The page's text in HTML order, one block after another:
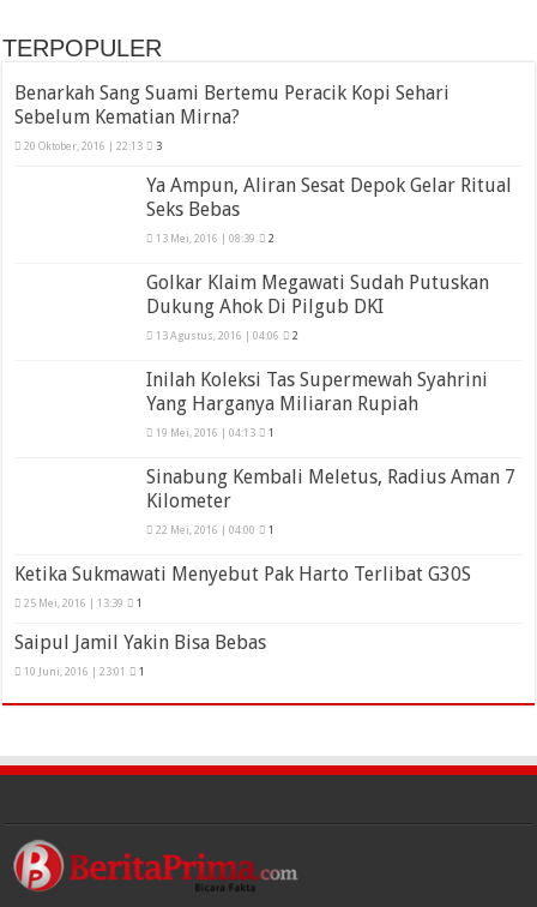
TERPOPULER
Benarkah Sang Suami Bertemu Peracik Kopi Sehari
Sebelum Kematian Mirna?
20 Oktober, 2016 | 22:13 3
Ya Ampun, Aliran Sesat Depok Gelar Ritual
Seks Bebas
13 Mei, 2016 | 08:39 2
Golkar Klaim Megawati Sudah Putuskan
Dukung Ahok Di Pilgub DKI
13 Agustus, 2016 | 04:06 2
Inilah Koleksi Tas Supermewah Syahrini
Yang Harganya Miliaran Rupiah
19 Mei, 2016 | 04:13 1
Sinabung Kembali Meletus, Radius Aman 7
Kilometer
22 Mei, 2016 | 04:00 1
Ketika Sukmawati Menyebut Pak Harto Terlibat G30S
25 Mei, 2016 | 13:39 1
Saipul Jamil Yakin Bisa Bebas
10 Juni, 2016 | 23:01 1